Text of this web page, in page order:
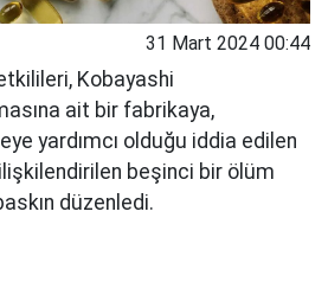
31 Mart 2024 00:44
Kobayashi
ait bir fabrikaya,
yardımcı olduğu iddia edilen
beşinci bir ölüm
düzenledi.